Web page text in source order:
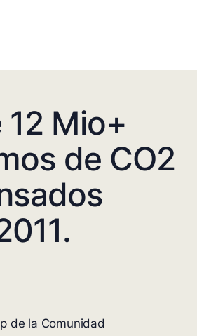
Mio+
de CO2
de la Comunidad